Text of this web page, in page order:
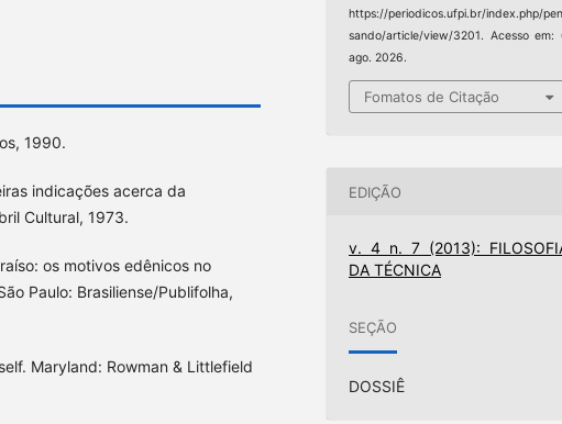
1990.
indicações acerca da
Cultural, 1973.
os motivos edênicos no
Paulo: Brasiliense/Publifolha,
Maryland: Rowman & Littlefield
https://periodicos.ufpi.br/index.php/
sando/article/view/3201. Acesso em:
ago. 2026.
Fomatos de Citação
EDIÇÃO
v. 4 n. 7 (2013):
DA TÉCNICA
SEÇÃO
DOSSIÊ